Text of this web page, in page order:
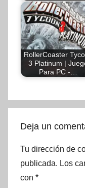
RollerCoaster
3 Platinum |
Para PC -…
Deja un
Tu dirección de
publicada. Los
con *